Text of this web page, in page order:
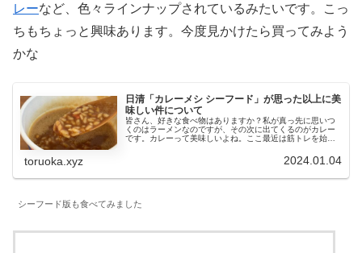
レーなど、色々ラインナップされているみたいです。こっ
ちもちょっと興味あります。今度見かけたら買ってみよう
かな
日清「カレーメシ シーフード」が思った以上に美
味しい件について
皆さん、好きな食べ物はありますか？私が真っ先に思いつ
くのはラーメンなのですが、その次に出てくるのがカレー
です。カレーって美味しいよね。ここ最近は筋トレを始め
toruoka.xyz 2024.01.04
シーフード版も食べてみました